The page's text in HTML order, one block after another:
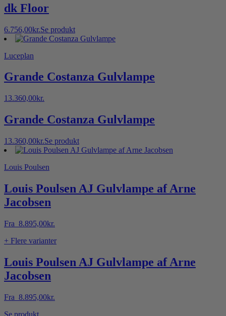
dk Floor
6.756,00kr.Se produkt
Luceplan
Grande Costanza Gulvlampe
13.360,00kr.
Grande Costanza Gulvlampe
13.360,00kr.Se produkt
Louis Poulsen
Louis Poulsen AJ Gulvlampe af Arne
Jacobsen
Fra 8.895,00kr.
+ Flere varianter
Louis Poulsen AJ Gulvlampe af Arne
Jacobsen
Fra 8.895,00kr.
Se produktDette